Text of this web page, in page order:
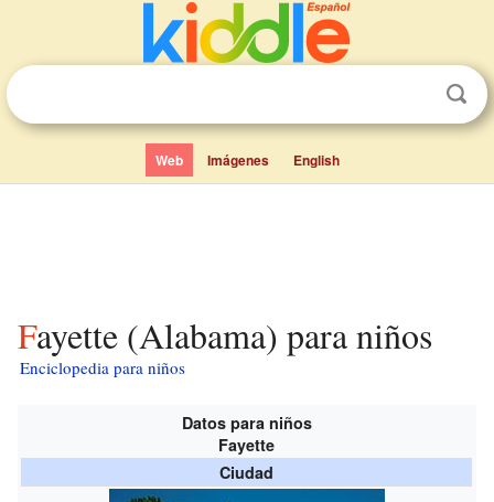
Web Imágenes English
Fayette (Alabama) para niños
Enciclopedia para niños
Datos para niños
Fayette
Ciudad